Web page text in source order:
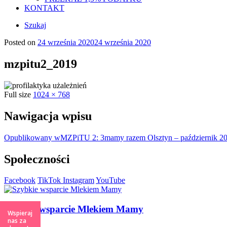
KONTAKT
Szukaj
Posted on 24 września 202024 września 2020
mzpitu2_2019
Full size 1024 × 768
Nawigacja wpisu
Opublikowany wMZPiTU 2: 3mamy razem Olsztyn – październik
Społeczności
Facebook TikTok InstagramYouTube
Szybkie wsparcie Mlekiem Mamy
Wspieraj
nas za